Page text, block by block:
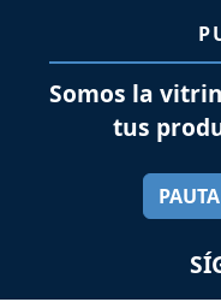
Somos la
tus